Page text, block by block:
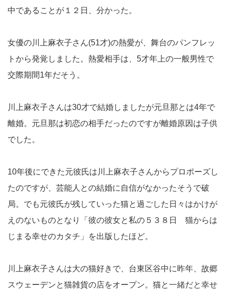
中であることが１２日、分かった。
女優の川上麻衣子さん(51才)の熱愛が、舞台のパンフレッ
トから発覚しました。熱愛相手は、5才年上の一般男性で
交際期間1年だそう。
川上麻衣子さんは30才で結婚しましたが元旦那とは4年で
離婚。元旦那は初恋の相手だったのですが離婚原因は子供
でした。
10年後にできた元彼氏は川上麻衣子さんからプロポーズし
たのですが、芸能人との結婚に自信がなかったそうで破
局。でも元彼氏が残していった猫と過ごした日々はかけが
えのないものとなり「彼の彼女と私の５３８日 猫からは
じまる幸せのカタチ」を出版したほど。
川上麻衣子さんは大の猫好きで、台東区谷中に昨年、故郷
スウェーデンと猫雑貨の店をオープン。猫と一緒だと幸せ